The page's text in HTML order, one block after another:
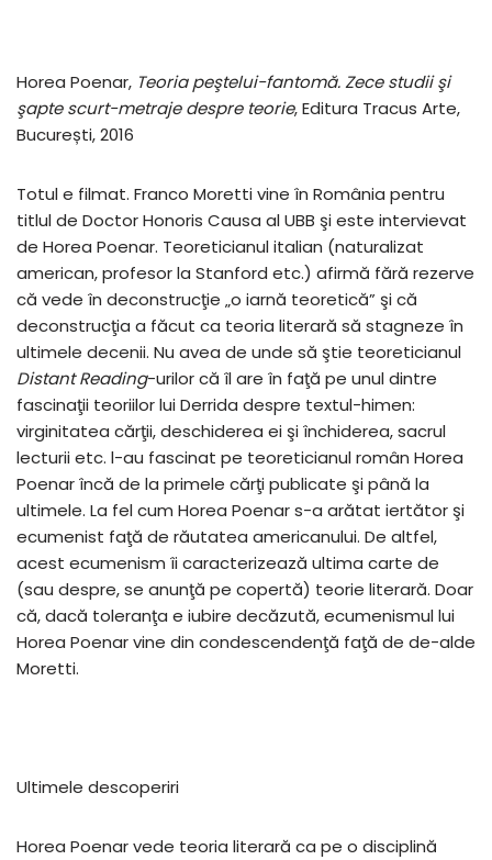
Horea Poenar, Teoria peştelui-fantomă. Zece studii şi
şapte scurt-metraje despre teorie, Editura Tracus Arte,
București, 2016
Totul e filmat. Franco Moretti vine în România pentru
titlul de Doctor Honoris Causa al UBB şi este intervievat
de Horea Poenar. Teoreticianul italian (naturalizat
american, profesor la Stanford etc.) afirmă fără rezerve
că vede în deconstrucţie „o iarnă teoretică” şi că
deconstrucţia a făcut ca teoria literară să stagneze în
ultimele decenii. Nu avea de unde să ştie teoreticianul
Distant Reading-urilor că îl are în faţă pe unul dintre
fascinaţii teoriilor lui Derrida despre textul-himen:
virginitatea cărţii, deschiderea ei şi închiderea, sacrul
lecturii etc. l-au fascinat pe teoreticianul român Horea
Poenar încă de la primele cărţi publicate şi până la
ultimele. La fel cum Horea Poenar s-a arătat iertător şi
ecumenist faţă de răutatea americanului. De altfel,
acest ecumenism îi caracterizează ultima carte de
(sau despre, se anunţă pe copertă) teorie literară. Doar
că, dacă toleranţa e iubire decăzută, ecumenismul lui
Horea Poenar vine din condescendenţă faţă de de-alde
Moretti.
Ultimele descoperiri
Horea Poenar vede teoria literară ca pe o disciplină